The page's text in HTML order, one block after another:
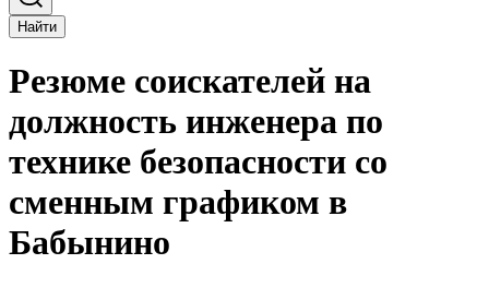
Найти
Резюме соискателей на
должность инженера по
технике безопасности со
сменным графиком в
Бабынино